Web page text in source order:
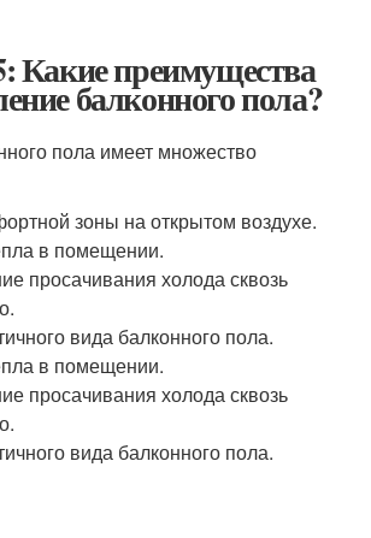
Какие преимущества
балконного пола?
пола имеет множество
зоны на открытом воздухе.
в помещении.
просачивания холода сквозь
вида балконного пола.
в помещении.
просачивания холода сквозь
вида балконного пола.